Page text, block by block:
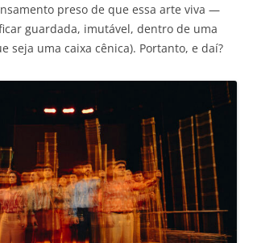
preso de que essa arte viva —
guardada, imutável, dentro de uma
seja uma caixa cênica). Portanto, e daí?